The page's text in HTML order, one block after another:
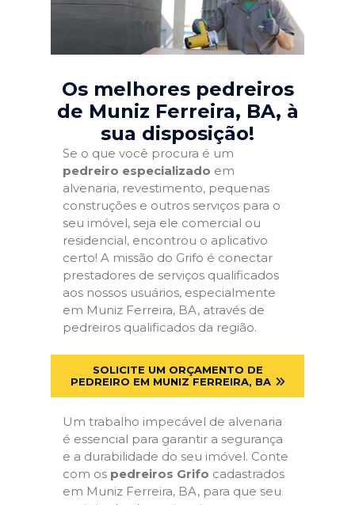
Os melhores pedreiros
de Muniz Ferreira, BA, à
sua disposição!
Se o que você procura é um
pedreiro especializado em
alvenaria, revestimento, pequenas
construções e outros serviços para o
seu imóvel, seja ele comercial ou
residencial, encontrou o aplicativo
certo! A missão do Grifo é conectar
prestadores de serviços qualificados
aos nossos usuários, especialmente
em Muniz Ferreira, BA, através de
pedreiros qualificados da região.
SOLICITE UM ORÇAMENTO DE
PEDREIRO EM MUNIZ FERREIRA, BA
Um trabalho impecável de alvenaria
é essencial para garantir a segurança
e a durabilidade do seu imóvel. Conte
com os pedreiros Grifo cadastrados
em Muniz Ferreira, BA, para que seu